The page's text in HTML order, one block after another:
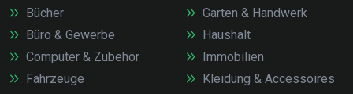
Bücher
Büro & Gewerbe
Computer & Zubehör
Fahrzeuge
Garten & Handwerk
Haushalt
Immobilien
Kleidung & Accessoires